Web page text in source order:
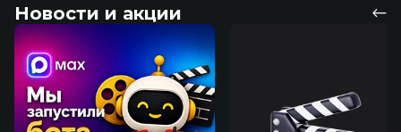
Новости и акции